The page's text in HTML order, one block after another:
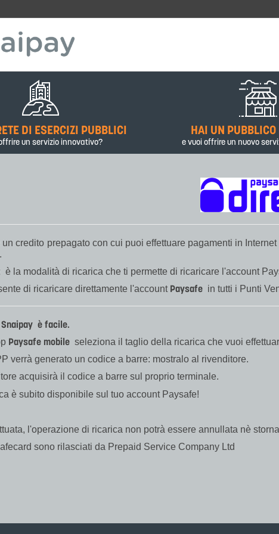
DI ESERCIZI PUBBLICI
un servizio innovativo?
HAI UN PUBBLICO
e vuoi offrire un nuovo
un credito prepagato con cui puoi effettuare pagamenti in
è la modalità di ricarica che ti permette di ricaricare l'account
di ricaricare direttamente l'account Paysafe in tutti i Punti
è facile.
Paysafe mobile seleziona il taglio della ricarica che vuoi
verrà generato un codice a barre: mostralo al rivenditore.
acquisirà il codice a barre sul proprio terminale.
è subito disponibile sul tuo account Paysafe!
l'operazione di ricarica non potrà essere annullata nè
sono rilasciati da Prepaid Service Company Ltd